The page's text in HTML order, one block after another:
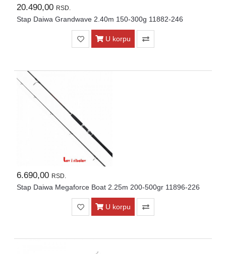
20.490,00 RSD.
Stap Daiwa Grandwave 2.40m 150-300g 11882-246
U korpu
6.690,00 RSD.
Stap Daiwa Megaforce Boat 2.25m 200-500gr 11896-226
U korpu